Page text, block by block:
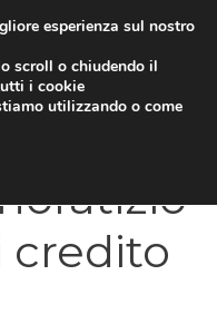
credito
esperienza sul nostro
scroll o chiudendo il
i cookie
utilizzando o come